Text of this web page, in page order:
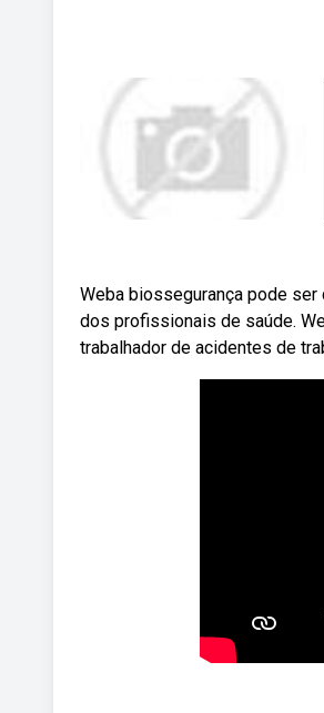
Weba biossegurança pode
dos profissionais de saúde.
trabalhador de acidentes de